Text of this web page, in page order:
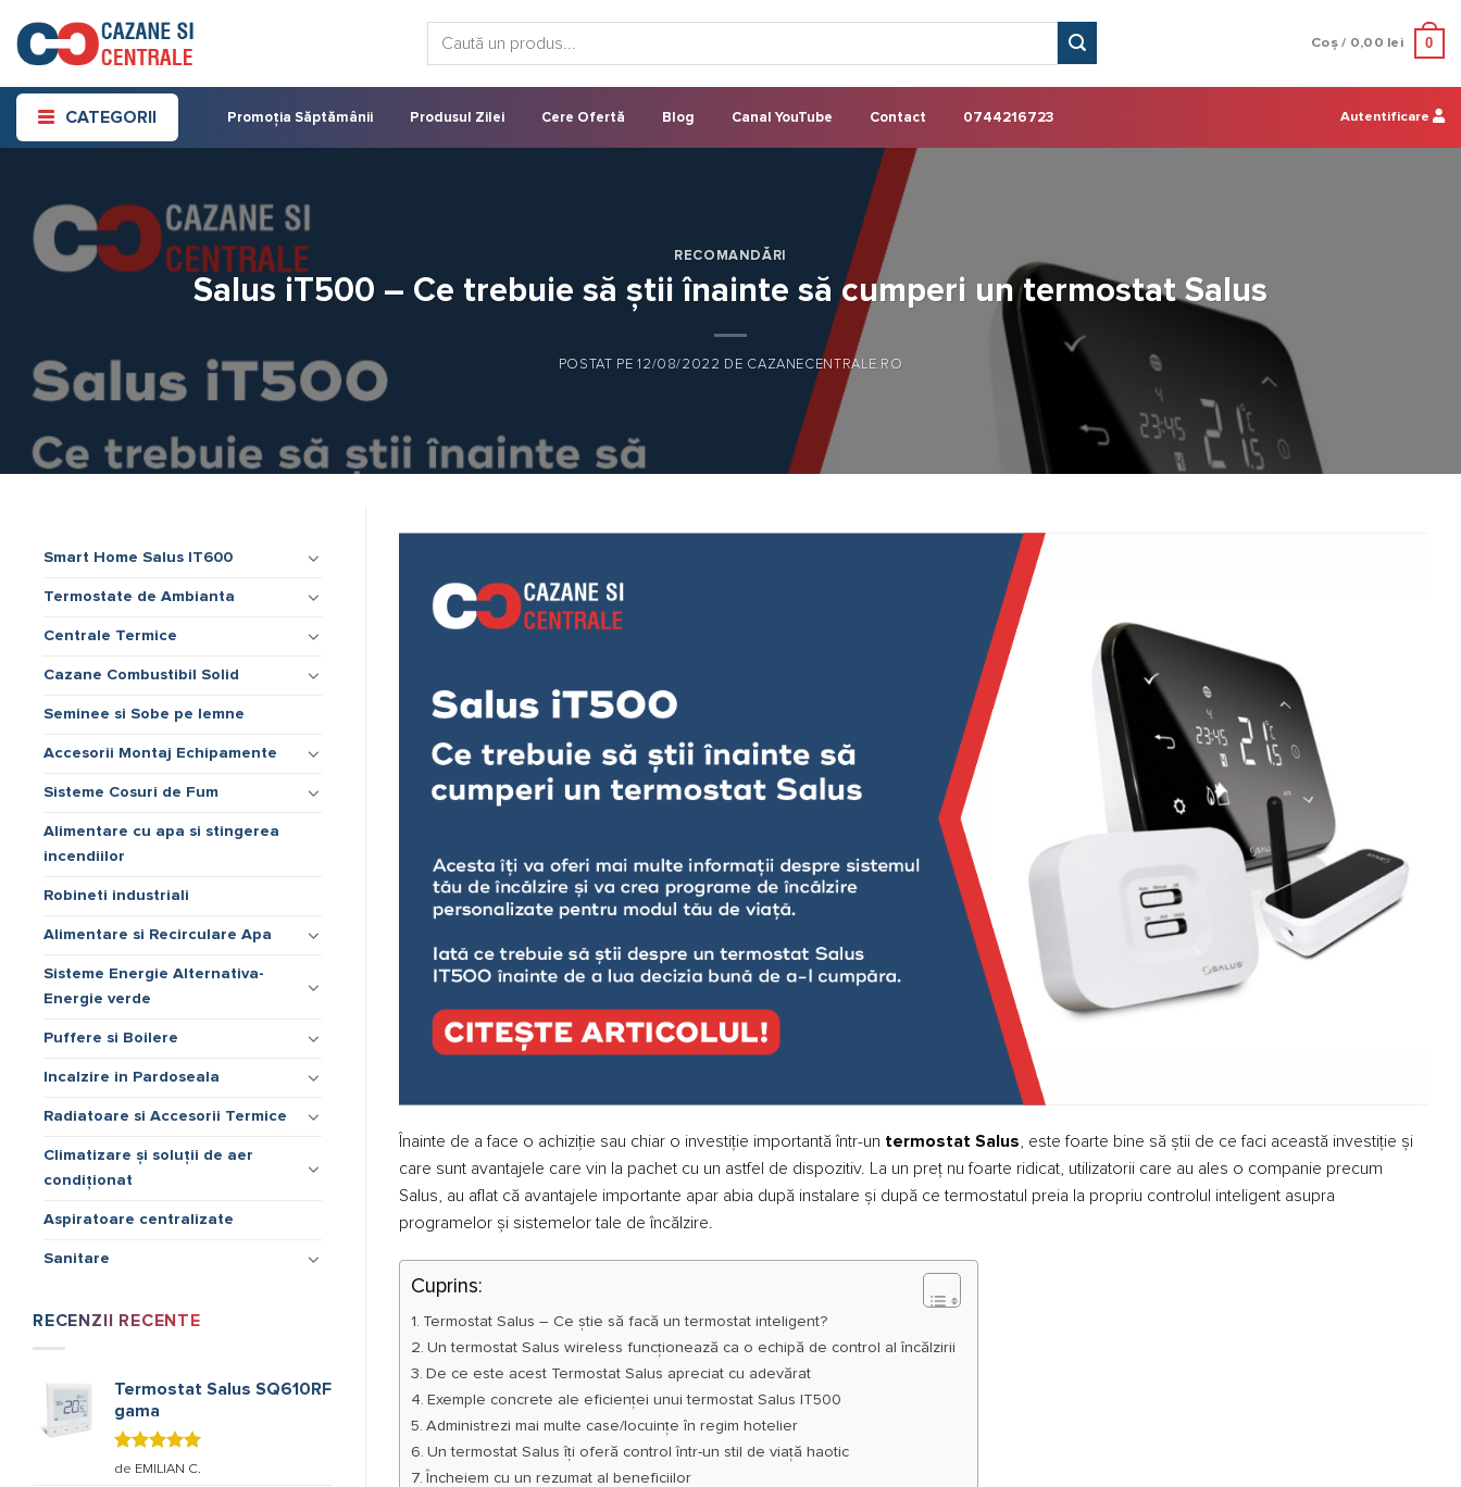
content
Coș / 0,00 lei 0
CATEGORII Promoția Săptămânii Produsul Zilei Cere Ofertă Blog Canal YouTube Contact 0744216723 Autentificare
RECOMANDĂRI
Salus iT500 – Ce trebuie să știi înainte să cumperi un termostat Salus
POSTAT PE12/08/2022 DE CAZANECENTRALE.RO
Smart Home Salus IT600
Termostate de Ambianta
Centrale Termice
Cazane Combustibil Solid
Seminee si Sobe pe lemne
Accesorii Montaj Echipamente
Sisteme Cosuri de Fum
Alimentare cu apa si stingerea
incendiilor
Robineti industriali
Alimentare si Recirculare Apa
Sisteme Energie Alternativa-
Energie verde
Puffere si Boilere
Incalzire in Pardoseala
Radiatoare si Accesorii Termice
Climatizare și soluții de aer
condiționat
Aspiratoare centralizate
Sanitare
RECENZII RECENTE
Termostat Salus SQ610RF
gama
Evaluat la
de EMILIAN C.
Înainte de a face o achiziție sau chiar o investiție importantă într-un termostat Salus , este foarte bine să știi de ce faci această investiție și
care sunt avantajele care vin la pachet cu un astfel de dispozitiv. La un preț nu foarte ridicat, utilizatorii care au ales o companie precum
Salus, au aflat că avantajele importante apar abia după instalare și după ce termostatul preia la propriu controlul inteligent asupra
programelor și sistemelor tale de încălzire.
Cuprins:
Termostat Salus – Ce știe să facă un termostat inteligent?
Un termostat Salus wireless funcționează ca o echipă de control al încălzirii
De ce este acest Termostat Salus apreciat cu adevărat
Exemple concrete ale eficienței unui termostat Salus IT500
Administrezi mai multe case/locuințe în regim hotelier
Un termostat Salus îți oferă control într-un stil de viață haotic
Încheiem cu un rezumat al beneficiilor